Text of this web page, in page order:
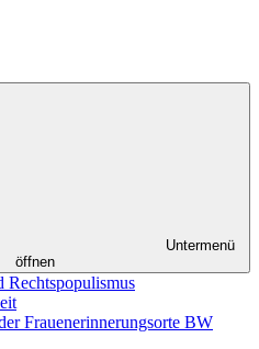
Untermenü
öffnen
Rechtspopulismus
Frauenerinnerungsorte BW